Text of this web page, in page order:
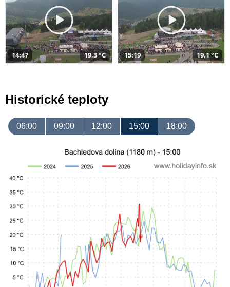
14:47 19,3 °C 15:19 19,1 °C
Historické teploty
06:00 09:00 12:00 15:00 18:00